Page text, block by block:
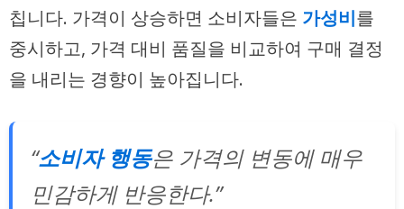
칩니다. 가격이 상승하면 소비자들은 가성비를
중시하고, 가격 대비 품질을 비교하여 구매 결정
을 내리는 경향이 높아집니다.
“소비자 행동은 가격의 변동에 매우
민감하게 반응한다.”